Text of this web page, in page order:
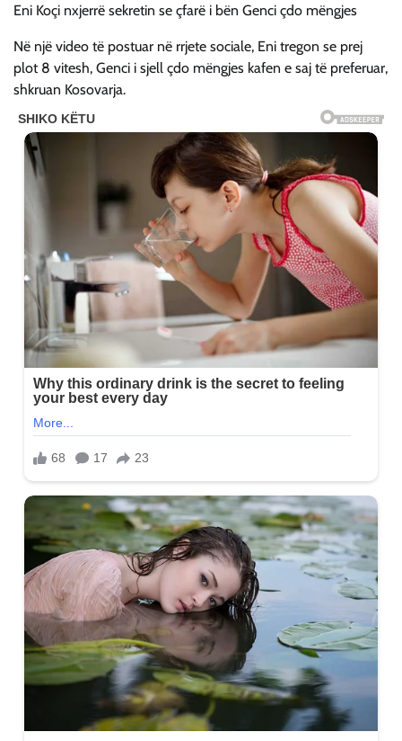
Eni Koçi nxjerrë sekretin se çfarë i bën Genci çdo mëngjes
Në një video të postuar në rrjete sociale, Eni tregon se prej
plot 8 vitesh, Genci i sjell çdo mëngjes kafen e saj të preferuar,
shkruan Kosovarja.